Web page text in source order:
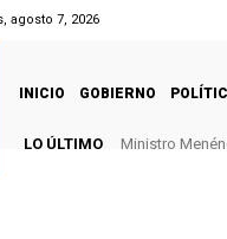
agosto 7, 2026
INICIO GOBIERNO
LO ÚLTIMO Ministro